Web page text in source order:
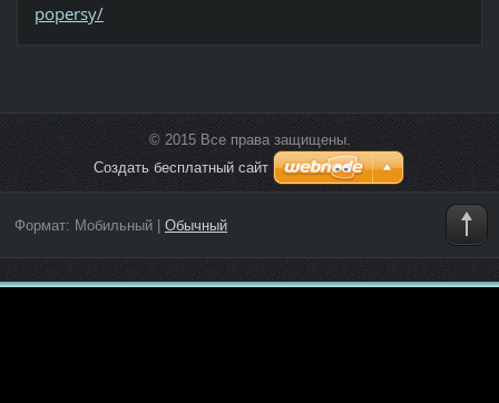
popersy/
© 2015 Все права защищены.
Создать бесплатный сайт
Формат: Мобильный| Обычный